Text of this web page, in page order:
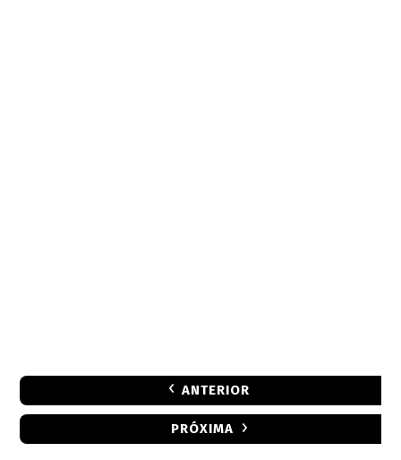
ANTERIOR
PRÓXIMA